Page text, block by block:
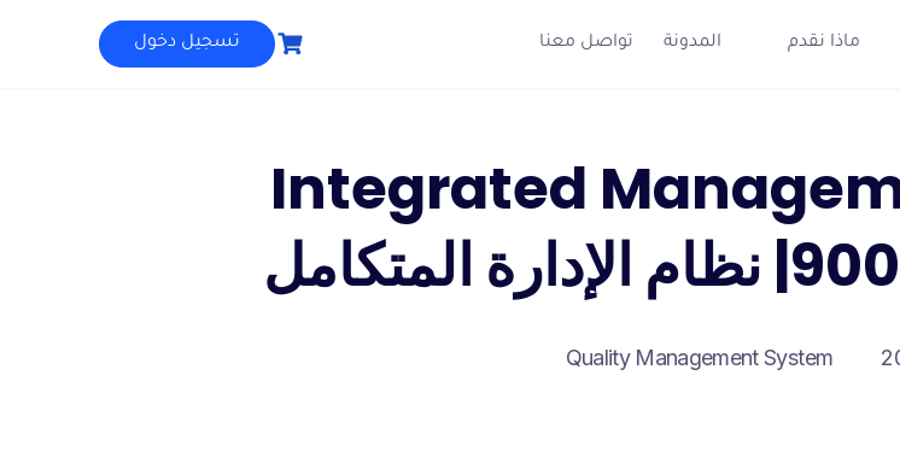
ماذا نقدم المدونة تواصل معنا تسجيل دخول
Integrated
Quality Management System